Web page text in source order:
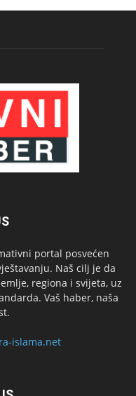
portal posvećen
Naš cilj je da
regiona i svijeta, uz
Vaš haber, naša
islama.net